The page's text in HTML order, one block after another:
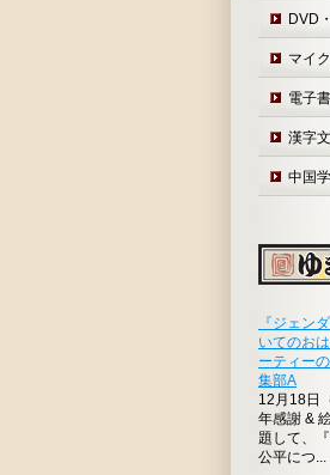
DVD
マイ
電子
漢字
中国
『ジェン
いてのお
ーテ
集部A
12月18日
年感謝 &
題して、
公平につ...